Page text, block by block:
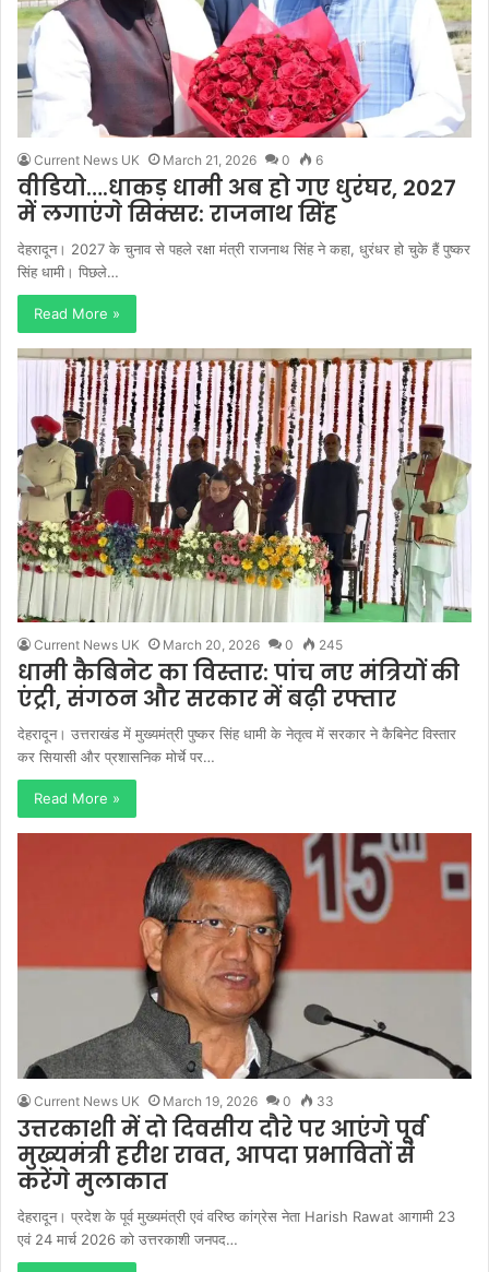
Current News UK March 21, 2026 0 6
वीडियो….धाकड़ धामी अब हो गए धुरंघर, 2027
में लगाएंगे सिक्सर: राजनाथ सिंह
देहरादून। 2027 के चुनाव से पहले रक्षा मंत्री राजनाथ सिंह ने कहा, धुरंधर हो चुके हैं पुष्कर
सिंह धामी। पिछले…
Read More »
Current News UK March 20, 2026 0 245
धामी कैबिनेट का विस्तार: पांच नए मंत्रियों की
एंट्री, संगठन और सरकार में बढ़ी रफ्तार
देहरादून। उत्तराखंड में मुख्यमंत्री पुष्कर सिंह धामी के नेतृत्व में सरकार ने कैबिनेट विस्तार
कर सियासी और प्रशासनिक मोर्चे पर…
Read More »
Current News UK March 19, 2026 0 33
उत्तरकाशी में दो दिवसीय दौरे पर आएंगे पूर्व
मुख्यमंत्री हरीश रावत, आपदा प्रभावितों से
करेंगे मुलाकात
देहरादून। प्रदेश के पूर्व मुख्यमंत्री एवं वरिष्ठ कांग्रेस नेता Harish Rawat आगामी 23
एवं 24 मार्च 2026 को उत्तरकाशी जनपद…